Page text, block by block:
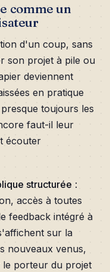
comme un
d'un coup, sans
son projet à pile ou
deviennent
en pratique
toujours les
faut-il leur
écouter
structurée :
accès à toutes
feedback intégré à
sur la
nouveaux venus,
porteur du projet